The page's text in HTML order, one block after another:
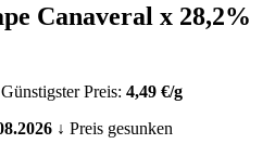
Canaveral x 28,2%
Preis: 4,49 €/g
↓ Preis gesunken